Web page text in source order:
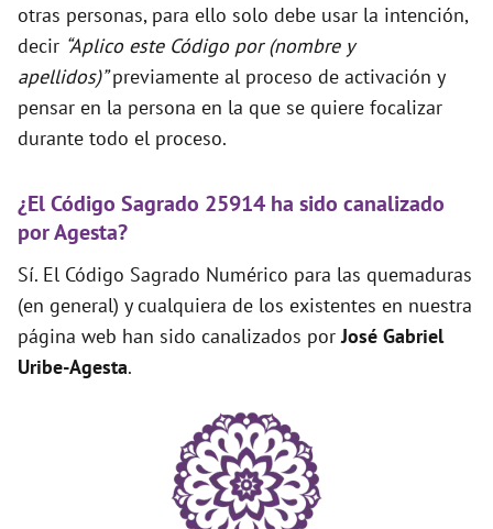
otras personas, para ello solo debe usar la intención,
decir “Aplico este Código por (nombre y
apellidos)”previamente al proceso de activación y
pensar en la persona en la que se quiere focalizar
durante todo el proceso.
¿El Código Sagrado 25914 ha sido canalizado
por Agesta?
Sí. El Código Sagrado Numérico para las quemaduras
(en general) y cualquiera de los existentes en nuestra
página web han sido canalizados porJosé Gabriel
Uribe-Agesta.